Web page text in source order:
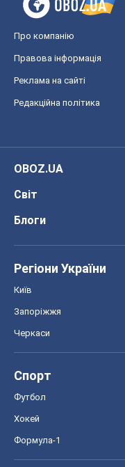
Про компанію
Правова інформація
Реклама на сайті
Редакційна політика
OBOZ.UA
Світ
Блоги
Регіони України
Київ
Запоріжжя
Черкаси
Спорт
Футбол
Хокей
Формула-1